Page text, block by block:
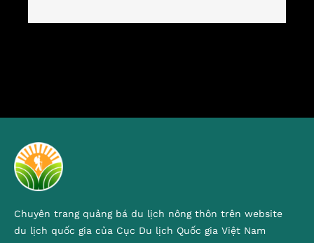
Chuyên trang quảng bá du lịch nông thôn trên website
du lịch quốc gia của Cục Du lịch Quốc gia Việt Nam